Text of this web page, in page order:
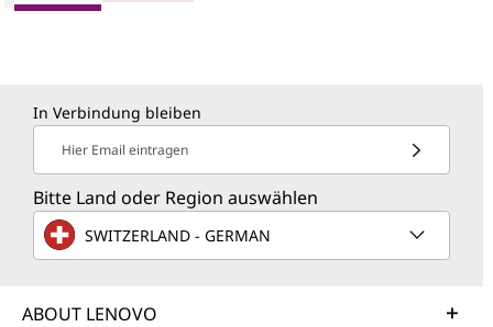
In Verbindung bleiben
Hier Email eintragen
Bitte Land oder Region auswählen
SWITZERLAND - GERMAN
ABOUT LENOVO